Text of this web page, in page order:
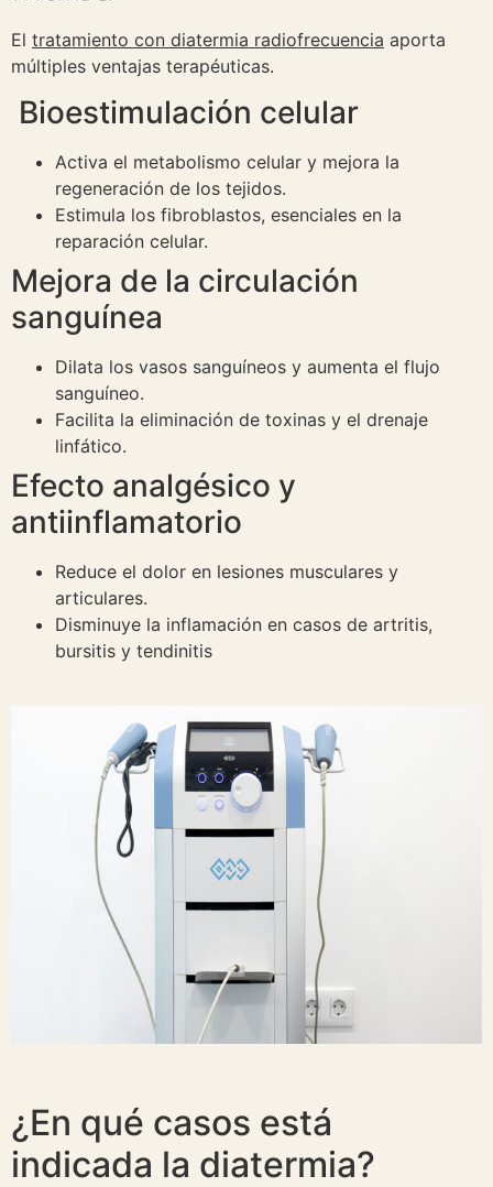
El tratamiento con diatermia radiofrecuencia aporta
múltiples ventajas terapéuticas.
Bioestimulación celular
Activa el metabolismo celular y mejora la
regeneración de los tejidos.
Estimula los fibroblastos, esenciales en la
reparación celular.
Mejora de la circulación
sanguínea
Dilata los vasos sanguíneos y aumenta el flujo
sanguíneo.
Facilita la eliminación de toxinas y el drenaje
linfático.
Efecto analgésico y
antiinflamatorio
Reduce el dolor en lesiones musculares y
articulares.
Disminuye la inflamación en casos de artritis,
bursitis y tendinitis
¿En qué casos está
indicada la diatermia?